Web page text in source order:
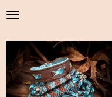
Zum
Hauptinhalt